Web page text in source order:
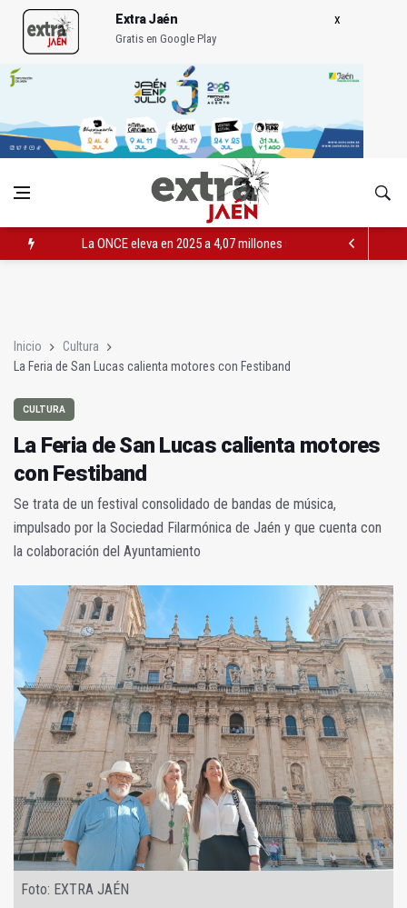
Extra Jaén
Gratis en Google Play
La ONCE eleva en 2025 a 4,07 millones su inversión social en
Inicio
Cultura
La Feria de San Lucas calienta motores con Festiband
CULTURA
La Feria de San Lucas calienta motores
con Festiband
Se trata de un festival consolidado de bandas de música,
impulsado por la Sociedad Filarmónica de Jaén y que cuenta con
la colaboración del Ayuntamiento
Foto: EXTRA JAÉN